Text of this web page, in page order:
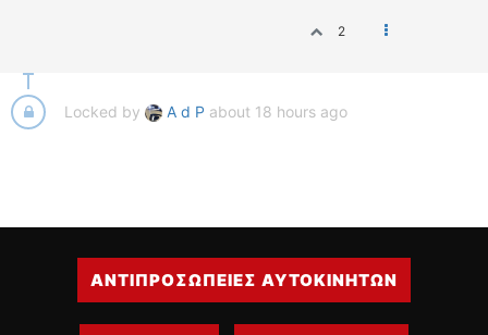
2
Locked by A d P about 18 hours ago
ΑΝΤΙΠΡΟΣΩΠΕΙΕΣ ΑΥΤΟΚΙΝΗΤΩΝ